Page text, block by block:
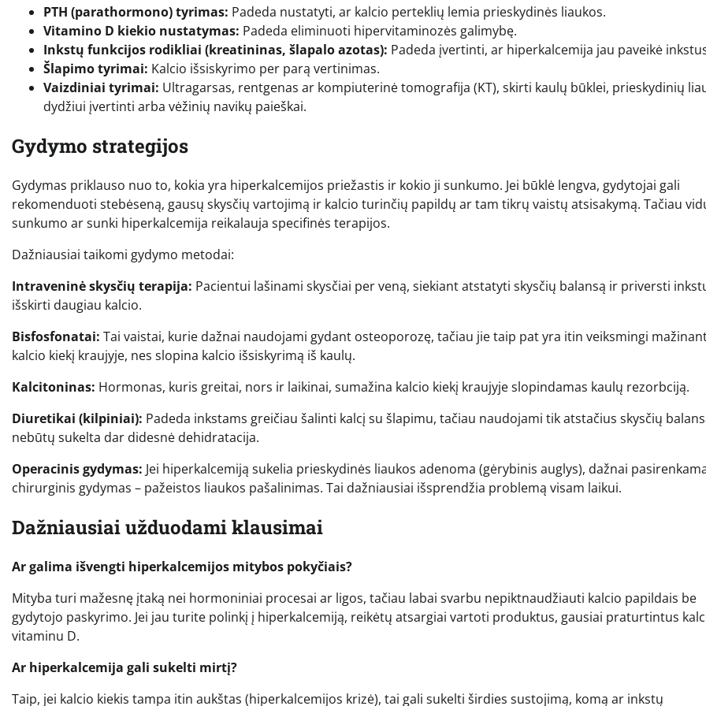
PTH (parathormono) tyrimas: Padeda nustatyti, ar kalcio perteklių lemia prieskydinės liaukos.
Vitamino D kiekio nustatymas: Padeda eliminuoti hipervitaminozės galimybę.
Inkstų funkcijos rodikliai (kreatininas, šlapalo azotas): Padeda įvertinti, ar hiperkalcemija jau paveikė
Šlapimo tyrimai: Kalcio išsiskyrimo per parą vertinimas.
Vaizdiniai tyrimai: Ultragarsas, rentgenas ar kompiuterinė tomografija (KT), skirti kaulų būklei, prieskydinių
dydžiui įvertinti arba vėžinių navikų paieškai.
Gydymo strategijos
Gydymas priklauso nuo to, kokia yra hiperkalcemijos priežastis ir kokio ji sunkumo. Jei būklė lengva, gydytojai gali
rekomenduoti stebėseną, gausų skysčių vartojimą ir kalcio turinčių papildų ar tam tikrų vaistų atsisakymą. Tačiau
sunkumo ar sunki hiperkalcemija reikalauja specifinės terapijos.
Dažniausiai taikomi gydymo metodai:
Intraveninė skysčių terapija: Pacientui lašinami skysčiai per veną, siekiant atstatyti skysčių balansą ir priversti
išskirti daugiau kalcio.
Bisfosfonatai: Tai vaistai, kurie dažnai naudojami gydant osteoporozę, tačiau jie taip pat yra itin veiksmingi
kalcio kiekį kraujyje, nes slopina kalcio išsiskyrimą iš kaulų.
Kalcitoninas: Hormonas, kuris greitai, nors ir laikinai, sumažina kalcio kiekį kraujyje slopindamas kaulų rezorbciją.
Diuretikai (kilpiniai): Padeda inkstams greičiau šalinti kalcį su šlapimu, tačiau naudojami tik atstačius skysčių
nebūtų sukelta dar didesnė dehidratacija.
Operacinis gydymas: Jei hiperkalcemiją sukelia prieskydinės liaukos adenoma (gėrybinis auglys), dažnai
chirurginis gydymas – pažeistos liaukos pašalinimas. Tai dažniausiai išsprendžia problemą visam laikui.
Dažniausiai užduodami klausimai
Ar galima išvengti hiperkalcemijos mitybos pokyčiais?
Mityba turi mažesnę įtaką nei hormoniniai procesai ar ligos, tačiau labai svarbu nepiktnaudžiauti kalcio papildais be
gydytojo paskyrimo. Jei jau turite polinkį į hiperkalcemiją, reikėtų atsargiai vartoti produktus, gausiai praturtintus
vitaminu D.
Ar hiperkalcemija gali sukelti mirtį?
Taip, jei kalcio kiekis tampa itin aukštas (hiperkalcemijos krizė), tai gali sukelti širdies sustojimą, komą ar inkstų